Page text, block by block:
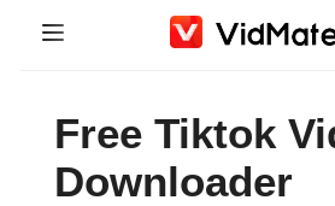
ఎక్కువగా అడిగే ప్రశ్నలు
Free Tiktok
Downloader